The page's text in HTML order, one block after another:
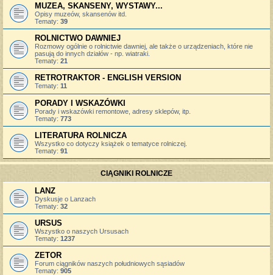
MUZEA, SKANSENY, WYSTAWY...
Opisy muzeów, skansenów itd.
Tematy: 39
ROLNICTWO DAWNIEJ
Rozmowy ogólnie o rolnictwie dawniej, ale także o urządzeniach, które nie
pasują do innych działów - np. wiatraki.
Tematy: 21
RETROTRAKTOR - ENGLISH VERSION
Tematy: 11
PORADY I WSKAZÓWKI
Porady i wskazówki remontowe, adresy sklepów, itp.
Tematy: 773
LITERATURA ROLNICZA
Wszystko co dotyczy książek o tematyce rolniczej.
Tematy: 91
CIĄGNIKI ROLNICZE
LANZ
Dyskusje o Lanzach
Tematy: 32
URSUS
Wszystko o naszych Ursusach
Tematy: 1237
ZETOR
Forum ciągników naszych południowych sąsiadów
Tematy: 905